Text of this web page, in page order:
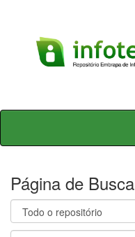
Skip
Página de Busca